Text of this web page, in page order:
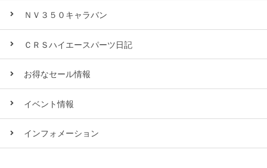
ＮＶ３５０キャラバン
ＣＲＳハイエースパーツ日記
お得なセール情報
イベント情報
インフォメーション